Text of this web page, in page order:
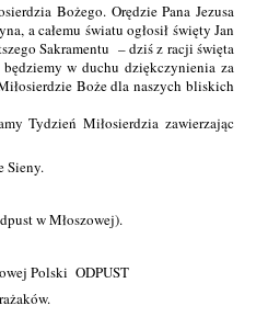
Bożego. Orędzie Pana Jezusa
a całemu światu ogłosił święty Jan
Sakramentu – dziś z racji święta
w duchu dziękczynienia za
Boże dla naszych bliskich
Tydzień Miłosierdzia zawierzając
Sieny.
w Młoszowej).
Polski ODPUST